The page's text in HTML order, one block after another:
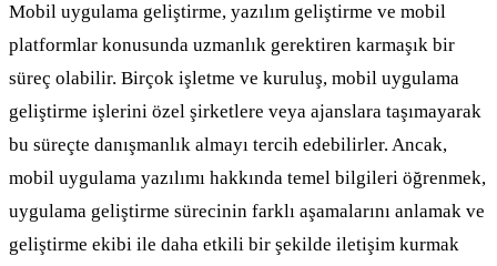
Mobil uygulama geliştirme, yazılım geliştirme ve mobil
platformlar konusunda uzmanlık gerektiren karmaşık bir
süreç olabilir. Birçok işletme ve kuruluş, mobil uygulama
geliştirme işlerini özel şirketlere veya ajanslara taşımayarak
bu süreçte danışmanlık almayı tercih edebilirler. Ancak,
mobil uygulama yazılımı hakkında temel bilgileri öğrenmek,
uygulama geliştirme sürecinin farklı aşamalarını anlamak ve
geliştirme ekibi ile daha etkili bir şekilde iletişim kurmak